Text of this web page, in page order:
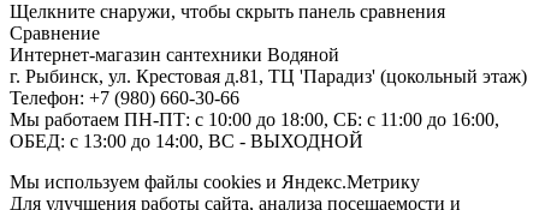
Щелкните снаружи, чтобы скрыть панель сравнения
Сравнение
Интернет-магазин сантехники Водяной
г. Рыбинск, ул. Крестовая д.81, ТЦ 'Парадиз' (цокольный этаж)
Телефон: +7 (980) 660-30-66
Мы работаем ПН-ПТ: с 10:00 до 18:00, СБ: с 11:00 до 16:00,
ОБЕД: с 13:00 до 14:00, ВС - ВЫХОДНОЙ
Мы используем файлы cookies и Яндекс.Метрику
Для улучшения работы сайта, анализа посещаемости и